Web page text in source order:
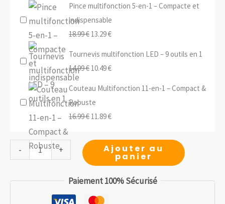
Pince multifonction 5-en-1 – Compacte et
indispensable
18.99€ Le
18.99 €.
13.29€Le
13.29 €.
Tournevis multifonction LED – 9 outils en 1
14.99€ Le
10.49€Le
Couteau Multifonction 11-en-1 – Compact &
Robuste
16.99€ Le
initial
11.89€Le
actuel
est :
-
quantité
de
+ Ajouter au
panier
Paiement 100% Sécurisé